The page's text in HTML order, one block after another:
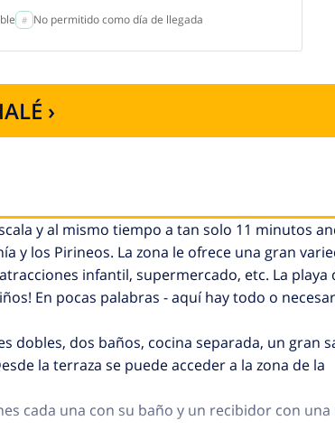
No permitido como día de llegada
›
y al mismo tiempo a tan solo 11 minutos
y los Pirineos. La zona le ofrece una gran
infantil, supermercado, etc. La playa
En pocas palabras - aquí hay todo o
dobles, dos baños, cocina separada, un gran
la terraza se puede acceder a la zona de la
cada una con su baño y un recibidor con una